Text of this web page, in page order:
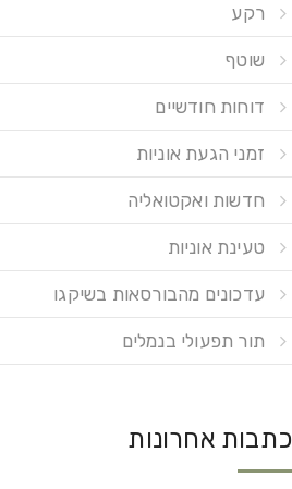
רקע
שוטף
דוחות חודשיים
זמני הגעת אוניות
חדשות ואקטואליה
טעינת אוניות
עדכונים מהבורסאות בשיקגו
תור תפעולי בנמלים
כתבות אחרונות